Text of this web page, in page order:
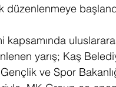
düzenlenmeye
kapsamında
yarış; Kaş
ve Spor